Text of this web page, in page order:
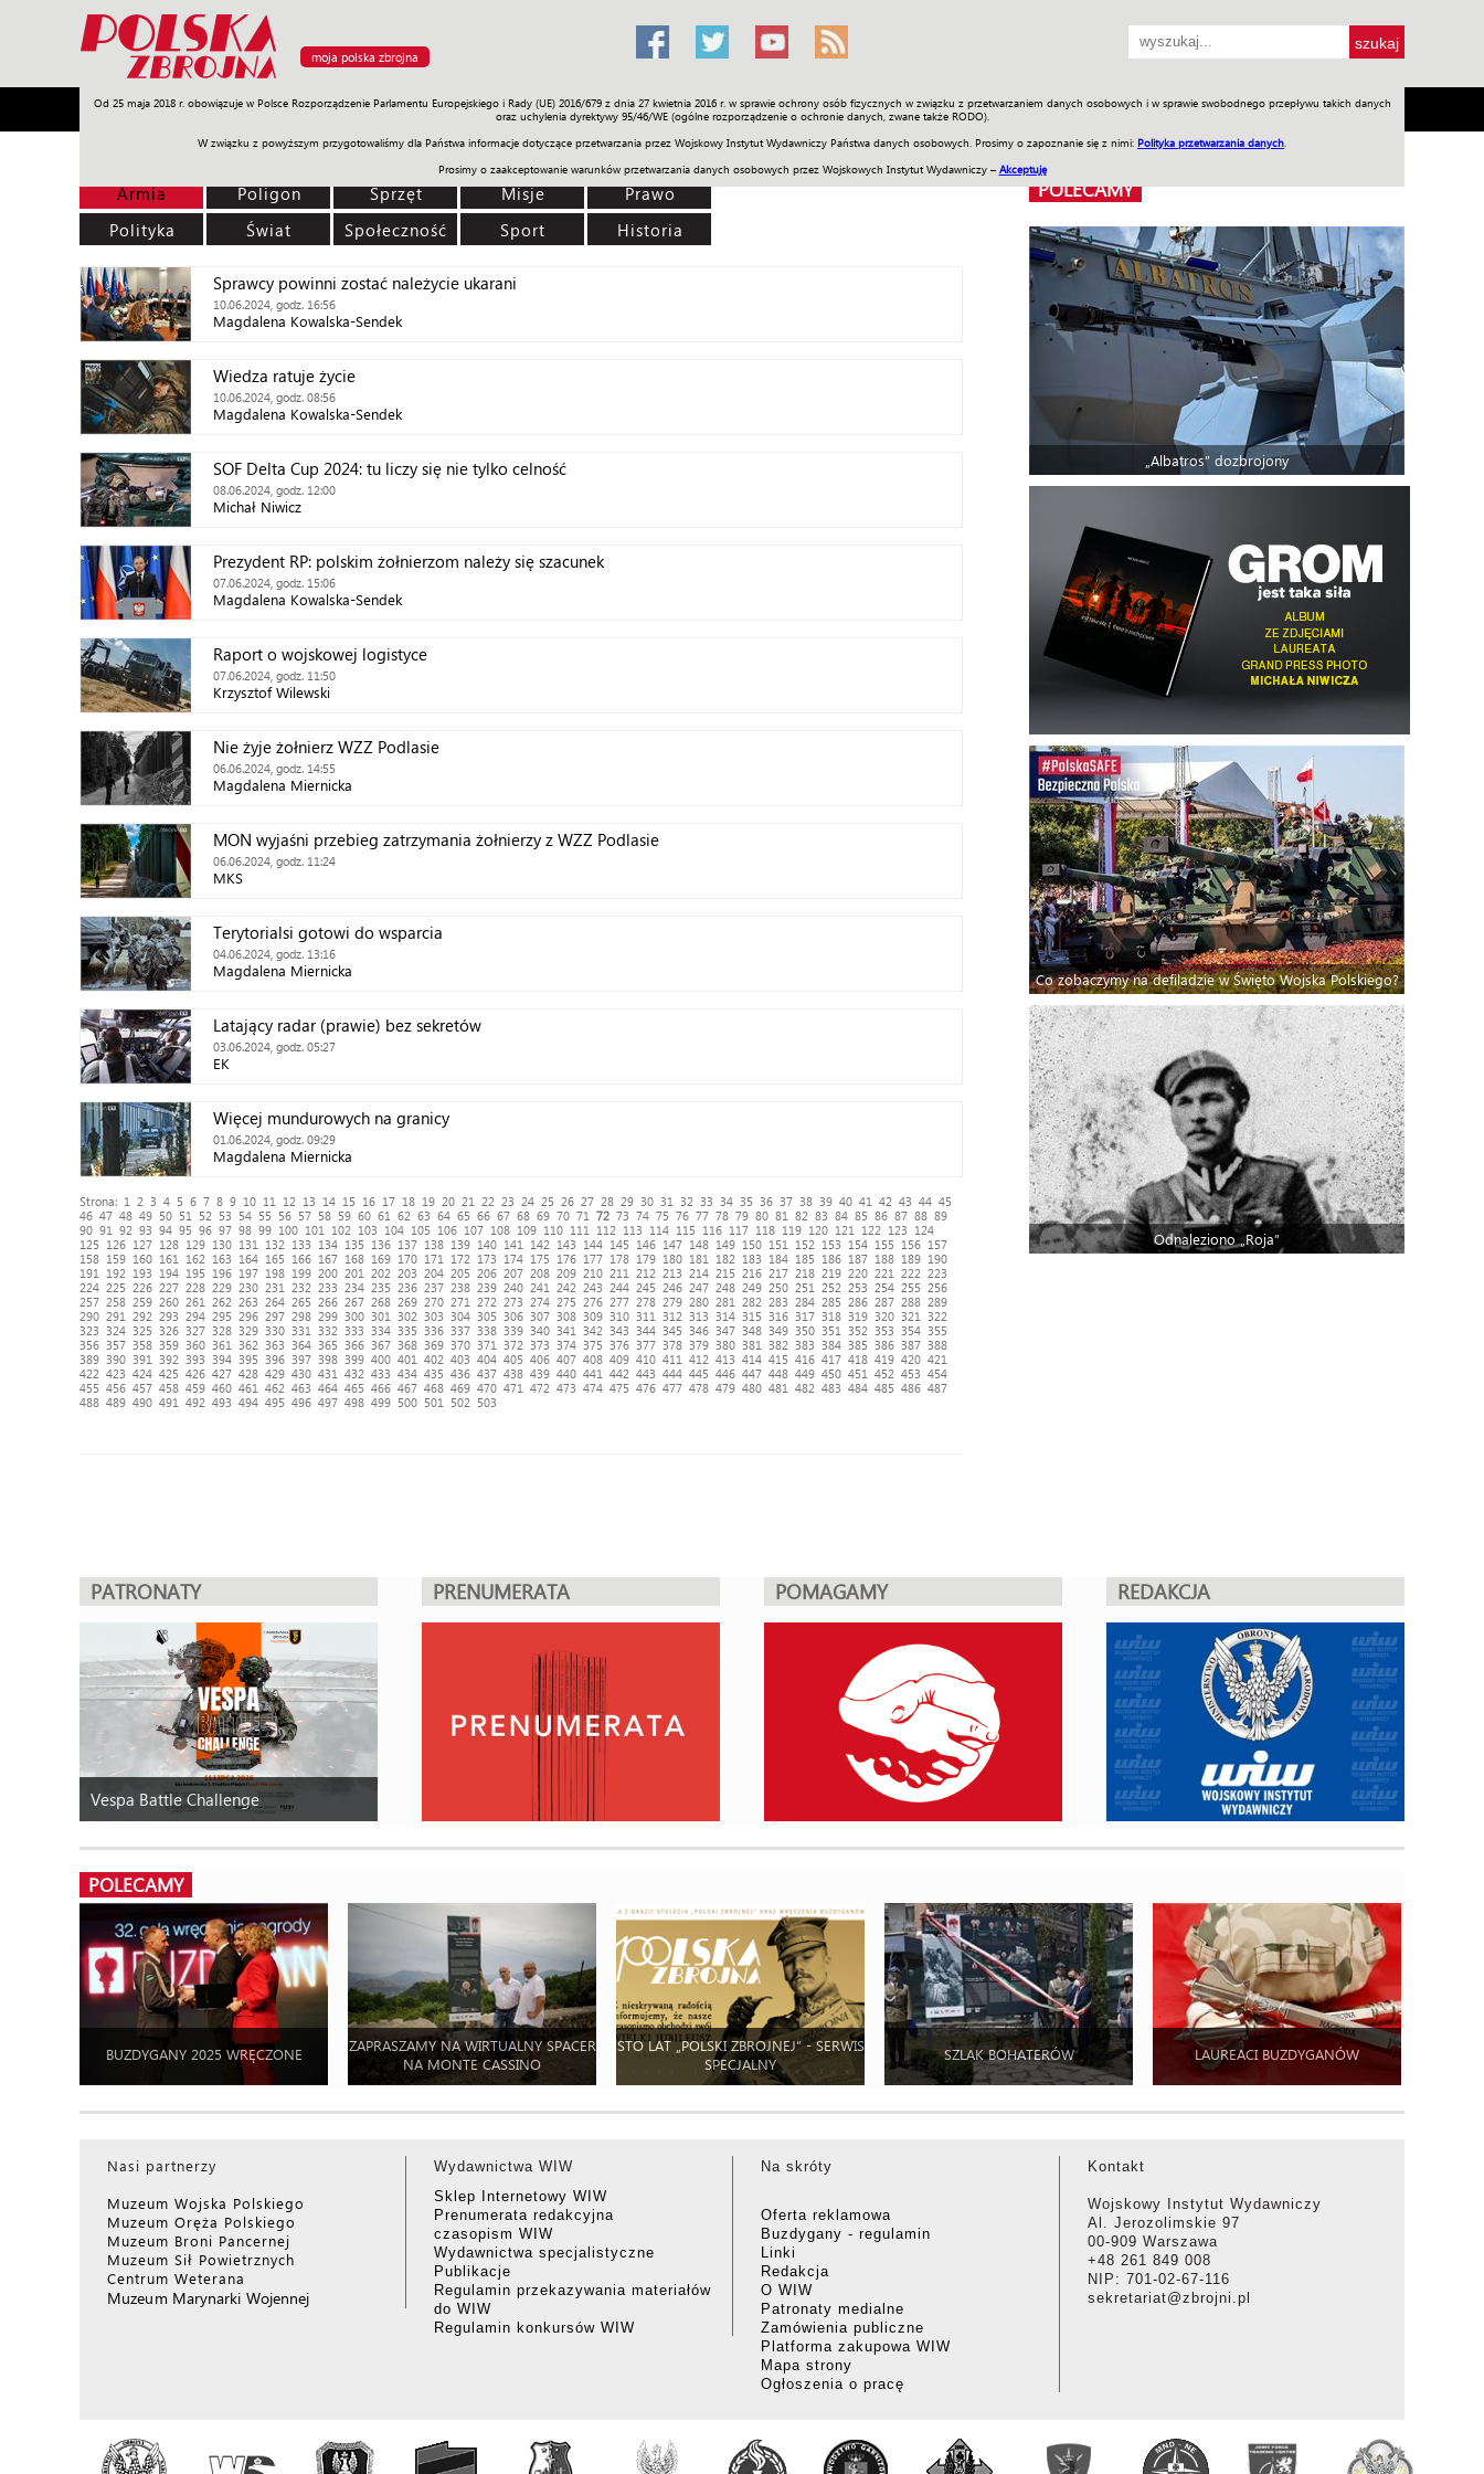
moja polska zbrojna
Od 25 maja 2018 r. obowiązuje w Polsce Rozporządzenie Parlamentu Europejskiego i Rady (UE) 2016/679 z dnia 27 kwietnia 2016 r. w sprawie ochrony osób fizycznych w związku z przetwarzaniem danych osobowych i w sprawie swobodnego przepływu takich danych
oraz uchylenia dyrektywy 95/46/WE (ogólne rozporządzenie o ochronie danych, zwane także RODO).
W związku z powyższym przygotowaliśmy dla Państwa informacje dotyczące przetwarzania przez Wojskowy Instytut Wydawniczy Państwa danych osobowych. Prosimy o zapoznanie się z nimi: Polityka przetwarzania danych
Prosimy o zaakceptowanie warunków przetwarzania danych osobowych przez Wojskowych Instytut Wydawniczy – Akceptuję
Armia Poligon Sprzęt Misje Polityka Prawo Świat Społeczność Sport Historia Galerie Wideo ENGLISH SKLEP Jednodniówki Praca w WIW
Armia Poligon Sprzęt Misje
Prawo
Polityka
Świat Społeczność Sport Historia
Sprawcy powinni zostać należycie ukarani
10.06.2024, godz. 16:56
Magdalena Kowalska-Sendek
Wiedza ratuje życie
10.06.2024, godz. 08:56
Magdalena Kowalska-Sendek
SOF Delta Cup 2024: tu liczy się nie tylko celność
08.06.2024, godz. 12:00
Michał Niwicz
Prezydent RP: polskim żołnierzom należy się szacunek
07.06.2024, godz. 15:06
Magdalena Kowalska-Sendek
Raport o wojskowej logistyce
07.06.2024, godz. 11:50
Krzysztof Wilewski
Nie żyje żołnierz WZZ Podlasie
06.06.2024, godz. 14:55
Magdalena Miernicka
MON wyjaśni przebieg zatrzymania żołnierzy z WZZ Podlasie
06.06.2024, godz. 11:24
MKS
Terytorialsi gotowi do wsparcia
04.06.2024, godz. 13:16
Magdalena Miernicka
Latający radar (prawie) bez sekretów
03.06.2024, godz. 05:27
EK
Więcej mundurowych na granicy
01.06.2024, godz. 09:29
Magdalena Miernicka
Strona: 1 2 3 4 5 6 7 8 9 10 11 12 13 14 15 16 17 18 19 20 21 22 23 24 25 26 27 28 29 30 31 32 33 34 35 36 37 38 39 40 41 42 43 44 45
46 47 48 49 50 51 52 53 54 55 56 57 58 59 60 61 62 63 64 65 66 67 68 69 70 71 72 73 74 75 76 77 78 79 80 81 82 83 84 85 86 87 88 89
90 91 92 93 94 95 96 97 98 99 100 101 102 103 104 105 106 107 108 109 110 111 112 113 114 115 116 117 118 119 120 121 122 123
124
125
126 127 128 129 130 131 132 133 134 135 136 137 138 139 140 141 142 143 144 145 146 147 148 149 150 151 152 153 154 155 156 157
158 159 160 161 162 163 164 165 166 167 168 169 170 171 172 173 174 175 176 177 178 179 180 181 182 183 184 185 186 187 188 189 190
191
192 193 194 195 196 197 198 199 200 201 202 203 204 205 206 207 208 209 210 211 212 213 214 215 216 217 218 219 220 221 222
223
224 225 226 227 228 229 230 231 232 233 234 235 236 237 238 239 240 241 242 243 244 245 246 247 248 249 250 251 252 253 254 255
256
257 258 259 260 261 262 263 264 265 266 267 268 269 270 271 272 273 274 275 276 277 278 279 280 281 282 283 284 285 286 287 288 289
290 291 292 293 294 295 296 297 298 299 300 301 302 303 304 305 306 307 308 309 310 311 312 313 314 315 316 317 318 319 320 321
322
323
324 325 326 327 328 329 330 331 332 333 334 335 336 337 338 339 340 341 342 343 344 345 346 347 348 349 350 351 352 353 354 355
356 357 358 359 360 361 362 363 364 365 366 367 368 369 370 371 372 373 374 375 376 377 378 379 380 381 382 383 384 385 386 387 388
389 390 391 392 393 394 395 396 397 398 399 400 401 402 403 404 405 406 407 408 409 410 411 412 413 414 415 416 417 418 419 420 421
422 423 424 425 426 427 428 429 430 431 432 433 434 435 436 437 438 439 440 441 442 443 444 445 446 447 448 449 450 451 452 453 454
455 456 457 458 459 460 461 462 463 464 465 466 467 468 469 470 471 472 473 474 475 476 477 478 479 480 481 482 483 484 485 486 487
488 489 490 491 492 493 494 495 496 497 498 499 500 501 502 503
POLECAMY
„Albatros” dozbrojony
Co zobaczymy na defiladzie w Święto Wojska Polskiego?
Odnaleziono „Roja”
PATRONATY
Vespa Battle Challenge
PRENUMERATA POMAGAMY REDAKCJA
POLECAMY
BUZDYGANY 2025 WRĘCZONE
ZAPRASZAMY NA WIRTUALNY SPACER
NA MONTE CASSINO
STO LAT „POLSKI ZBROJNEJ” - SERWIS
SPECJALNY
SZLAK BOHATERÓW LAUREACI BUZDYGANÓW
Nasi partnerzy
Muzeum Wojska Polskiego
Muzeum Oręża Polskiego
Muzeum Broni Pancernej
Muzeum Sił Powietrznych
Centrum Weterana
Muzeum Marynarki Wojennej
Wydawnictwa WIW
Sklep Internetowy WIW
Prenumerata redakcyjna
czasopism WIW
Wydawnictwa specjalistyczne
Publikacje
Regulamin przekazywania materiałów
do WIW
Regulamin konkursów WIW
Na skróty
Oferta reklamowa
Buzdygany - regulamin
Linki
Redakcja
O WIW
Patronaty medialne
Zamówienia publiczne
Platforma zakupowa WIW
Mapa strony
Ogłoszenia o pracę
Kontakt
Wojskowy Instytut Wydawniczy
Al. Jerozolimskie 97
00-909 Warszawa
+48 261 849 008
NIP: 701-02-67-116
sekretariat@zbrojni.pl